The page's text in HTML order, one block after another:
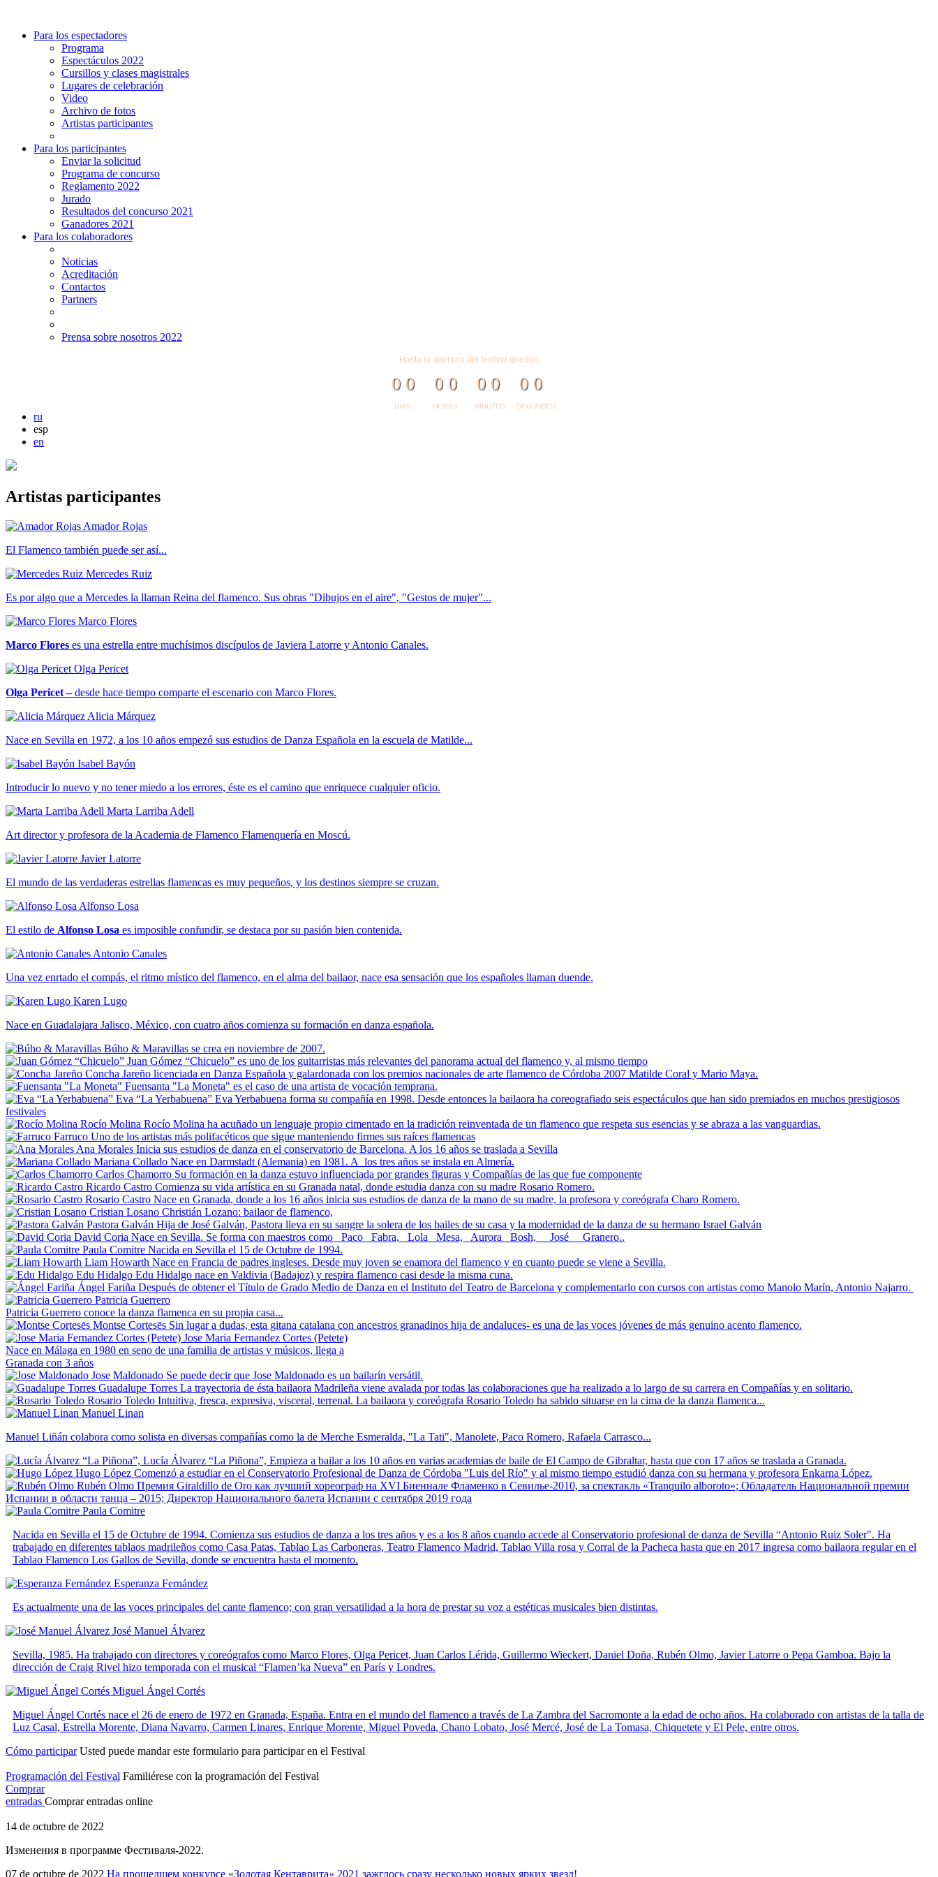
Para los espectadores
Programa
Espectáculos 2022
Cursillos y clases magistrales
Lugares de celebración
Video
Archivo de fotos
Artistas participantes
Para los participantes
Enviar la solicitud
Programa de concurso
Reglamento 2022
Jurado
Resultados del concurso 2021
Ganadores 2021
Para los colaboradores
Noticias
Acreditación
Contactos
Partners
Prensa sobre nosotros 2022
Hasta la apertura del festival quedan
DIAS
0 0
HORAS
0 0
MINUTOS
0 0
SEGUNDOS
0 0
ru
esp
en
Artistas participantes
Amador Rojas
El Flamenco también puede ser así...
Mercedes Ruiz
Es por algo que a Mercedes la llaman Reina del flamenco. Sus obras "Dibujos en el aire", "Gestos de mujer"...
Marco Flores
Marco Flores es una estrella entre muchísimos discípulos de Javiera Latorre y Antonio Canales.
Olga Pericet
Olga Pericet –desde hace tiempo comparte el escenario con Marco Flores.
Alicia Márquez
Nace en Sevilla en 1972, a los 10 años empezó sus estudios de Danza Española en la escuela de Matilde...
Isabel Bayón
Introducir lo nuevo y no tener miedo a los errores, éste es el camino que enriquece cualquier oficio.
Marta Larriba Adell
Art director y profesora de la Academia de Flamenco Flamenquería en Moscú.
Javier Latorre
El mundo de las verdaderas estrellas flamencas es muy pequeños, y los destinos siempre se cruzan.
Alfonso Losa
El estilo de Alfonso Losa es imposible confundir, se destaca por su pasión bien contenida.
Antonio Canales
Una vez enrtado el compás, el ritmo místico del flamenco, en el alma del bailaor, nace esa sensación que los españoles llaman duende.
Karen Lugo
Nace en Guadalajara Jalisco, México, con cuatro años comienza su formación en danza española.
Búho & Maravillas se crea en noviembre de 2007.
Juan Gómez “Chicuelo” es uno de los guitarristas más relevantes del panorama actual del flamenco y, al mismo tiempo
Concha Jareño licenciada en Danza Española y galardonada con los premios nacionales de arte flamenco de Córdoba 2007 Matilde Coral y Mario Maya.
Fuensanta "La Moneta" es el caso de una artista de vocación temprana.
Eva “La Yerbabuena” Eva Yerbabuena forma su compañía en 1998. Desde entonces la bailaora ha coreografiado seis espectáculos que han sido premiados en muchos prestigiosos
festivales
Rocío Molina Rocío Molina ha acuñado un lenguaje propio cimentado en la tradición reinventada de un flamenco que respeta sus esencias y se abraza a las vanguardias.
Farruco Uno de los artistas más polifacéticos que sigue manteniendo firmes sus raíces flamencas
Ana Morales Inicia sus estudios de danza en el conservatorio de Barcelona. A los 16 años se traslada a Sevilla
Mariana Collado Nace en Darmstadt (Alemania) en 1981. A los tres años se instala en Almería.
Carlos Chamorro Su formación en la danza estuvo influenciada por grandes figuras y Compañías de las que fue componente
Ricardo Castro Comienza su vida artística en su Granada natal, donde estudia danza con su madre Rosario Romero.
Rosario Castro Nace en Granada, donde a los 16 años inicia sus estudios de danza de la mano de su madre, la profesora y coreógrafa Charo Romero.
Cristian Losano Сhristián Lozano: bailaor de flamenco,
Pastora Galván Hija de José Galván, Pastora lleva en su sangre la solera de los bailes de su casa y la modernidad de la danza de su hermano Israel Galván
David Coria Nace en Sevilla. Se forma con maestros como Paco Fabra, Lola Mesa, Aurora Bosh, José Granero..
Paula Comitre Nacida en Sevilla el 15 de Octubre de 1994.
Liam Howarth Nace en Francia de padres ingleses. Desde muy joven se enamora del flamenco y en cuanto puede se viene a Sevilla.
Edu Hidalgo Edu Hidalgo nace en Valdivia (Badajoz) y respira flamenco casi desde la misma cuna.
Ángel Fariña Después de obtener el Título de Grado Medio de Danza en el Instituto del Teatro de Barcelona y complementarlo con cursos con artistas como Manolo Marín, Antonio Najarro.
Patricia Guerrero
Patricia Guerrero conoce la danza flamenca en su propia casa...
Montse Cortesēs Sin lugar a dudas, esta gitana catalana con ancestros granadinos hija de andaluces- es una de las voces jóvenes de más genuino acento flamenco.
Jose Maria Fernandez Cortes (Petete)
Nace en Málaga en 1980 en seno de una familia de artistas y músicos, llega a
Granada con 3 años
Jose Maldonado Se puede decir que Jose Maldonado es un bailarín versátil.
Guadalupe Torres La trayectoria de ésta bailaora Madrileña viene avalada por todas las colaboraciones que ha realizado a lo largo de su carrera en Compañías y en solitario.
Rosario Toledo Intuitiva, fresca, expresiva, visceral, terrenal. La bailaora y coreógrafa Rosario Toledo ha sabido situarse en la cima de la danza flamenca...
Manuel Linan
Manuel Liñán colabora como solista en diversas compañías como la de Merche Esmeralda, "La Tati", Manolete, Paco Romero, Rafaela Carrasco...
Lucía Álvarez “La Piñona”, Empieza a bailar a los 10 años en varias academias de baile de El Campo de Gibraltar, hasta que con 17 años se traslada a Granada.
Hugo López Comenzó a estudiar en el Conservatorio Profesional de Danza de Córdoba "Luis del Río" y al mismo tiempo estudió danza con su hermana y profesora Enkarna López.
Rubén Olmo Премия Giraldillo de Oro как лучший хореограф на XVI Биеннале Фламенко в Севилье-2010, за спектакль «Tranquilo alboroto»; Обладатель Национальной премии
Испании в области танца – 2015; Директор Национального балета Испании с сентября 2019 года
Paula Comitre
Nacida en Sevilla el 15 de Octubre de 1994. Comienza sus estudios de danza a los tres años y es a los 8 años cuando accede al Conservatorio profesional de danza de Sevilla “Antonio Ruiz Soler". Ha
trabajado en diferentes tablaos madrileños como Casa Patas, Tablao Las Carboneras, Teatro Flamenco Madrid, Tablao Villa rosa y Corral de la Pacheca hasta que en 2017 ingresa como bailaora regular en el
Tablao Flamenco Los Gallos de Sevilla, donde se encuentra hasta el momento.
Esperanza Fernández
Es actualmente una de las voces principales del cante flamenco; con gran versatilidad a la hora de prestar su voz a estéticas musicales bien distintas.
José Manuel Álvarez
Sevilla, 1985. Ha trabajado con directores y coreógrafos como Marco Flores, Olga Pericet, Juan Carlos Lérida, Guillermo Wieckert, Daniel Doña, Rubén Olmo, Javier Latorre o Pepa Gamboa. Bajo la
dirección de Craig Rivel hizo temporada con el musical “Flamen’ka Nueva” en París y Londres.
Miguel Ángel Cortés
Miguel Ángel Cortés nace el 26 de enero de 1972 en Granada, España. Entra en el mundo del flamenco a través de La Zambra del Sacromonte a la edad de ocho años. Ha colaborado con artistas de la talla de
Luz Casal, Estrella Morente, Diana Navarro, Carmen Linares, Enrique Morente, Miguel Poveda, Chano Lobato, José Mercé, José de La Tomasa, Chiquetete y El Pele, entre otros.
Cómo participar Usted puede mandar este formulario para participar en el Festival
Programación del Festival Familiérese con la programación del Festival
Comprar
entradas Comprar entradas online
14 de octubre de 2022
Изменения в программе Фестиваля-2022.
07 de octubre de 2022 На прошедшем конкурсе «Золотая Кентаврита» 2021 зажглось сразу несколько новых ярких звезд!